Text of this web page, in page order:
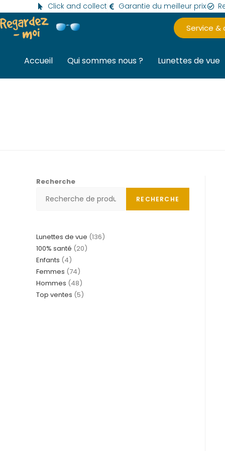
Click and collect Garantie du meilleur prix
Service
Accueil Qui sommes nous ? Lunettes de vue
Recherche
RECHERCHE
Lunettes de vue 136
100% santé 20
Enfants 4
Femmes 74
Hommes 48
Top ventes 5